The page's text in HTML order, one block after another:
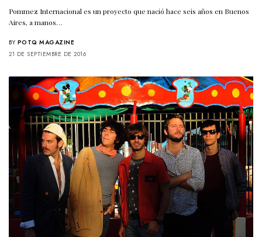
Pommez Internacional es un proyecto que nació hace seis años en Buenos
Aires, a manos…
BY POTQ MAGAZINE
21 DE SEPTIEMBRE DE 2016